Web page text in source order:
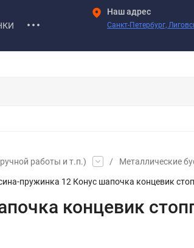
Наш адрес
Санкт-Петербург,
работы и т.п.) / Металлические
пружинка 12 Конус шапочка концевик
концевик